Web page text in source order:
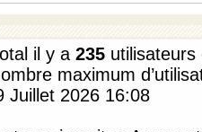
il y a 235
maximum
Juillet 2026 16:08